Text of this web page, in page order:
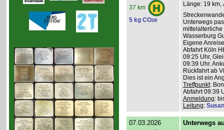
37 km
5 kg CO2e
Länge: 19 km,
Unterwegs
mittelalterliche
Wasserburg
Eigene
Abfahrt Köln
09:25 Uhr,
09:39 Uhr.
Rückfahrt ab
Dies ist ein
Treffpunkt:
Abfahrt 09:39
Anmeldung:
Leitung:
07.03.2026 Unterwegs